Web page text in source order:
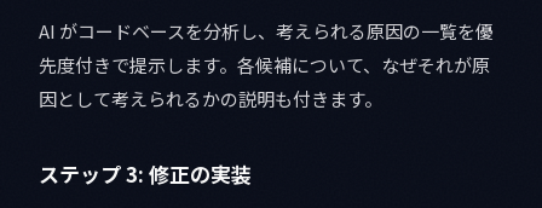
AI がコードベースを分析し、考えられる原因の一覧を優
先度付きで提示します。各候補について、なぜそれが原
因として考えられるかの説明も付きます。
ステップ 3: 修正の実装